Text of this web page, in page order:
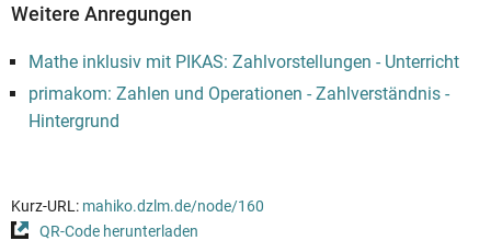
Weitere Anregungen
Mathe inklusiv mit PIKAS: Zahlvorstellungen - Unterricht
primakom: Zahlen und Operationen - Zahlverständnis -
Hintergrund
Kurz-URL: mahiko.dzlm.de/node/160
QR-Code herunterladen